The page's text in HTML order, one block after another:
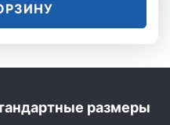
размеры